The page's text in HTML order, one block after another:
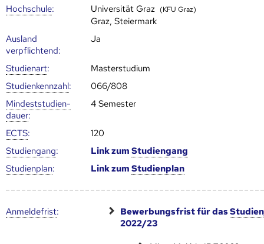
Hoch­schule: Universität Graz (KFU Graz)
Graz, Steiermark
Ausland
verpflichtend:
Ja
Studienart:
Masterstudium
Studien­kenn­zahl:
066/808
Mindest­studien­
dauer:
4 Semester
ECTS:
120
Studien­gang: Link zumStudien­gang
Studien­plan: Link zumStudien­plan
Anmelde­frist: Bewerbungsfrist für das
2022/23